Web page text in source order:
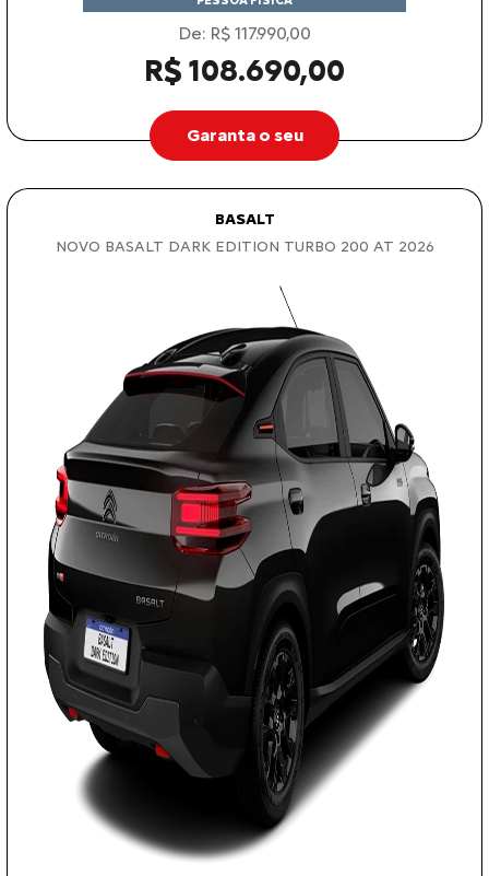
De: R$ 117.990,00
R$ 108.690,00
Garanta o seu
BASALT
NOVO BASALT DARK EDITION TURBO 200 AT 2026